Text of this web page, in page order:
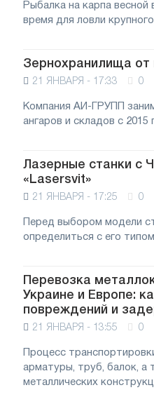
Рыбалка на карпа
время для ловли крупного
Зернохранилища от
21 ЯНВАРЯ - 17:33 0
Компания АИ-ГРУПП
ангаров и складов с 2015
Лазерные станки с
«Lasersvit»
21 ЯНВАРЯ - 17:25 0
Перед выбором модели
определиться с его
Перевозка
Украине и Европе:
повреждений и
21 ЯНВАРЯ - 13:55 0
Процесс
арматуры, труб, балок, а
металлических